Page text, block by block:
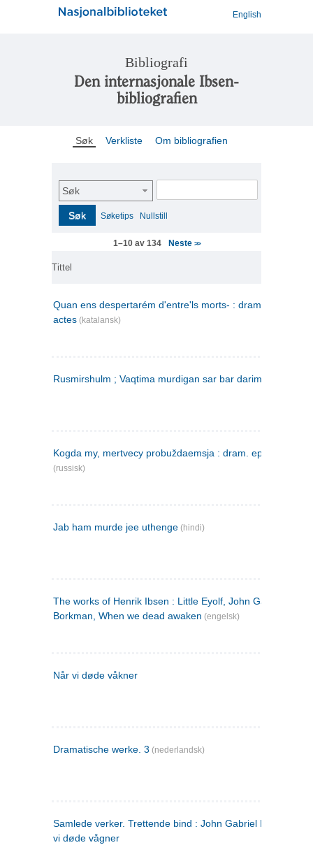
English
Bibliografi
Den internasjonale Ibsen-
bibliografien
Søk Verkliste Om bibliografien
Søk
Søk Søketips Nullstill
1–10 av 134 Neste >>
Tittel
Quan ens despertarém d'entre'ls morts- : drama en tres
actes (katalansk)
Rusmirshulm ; Vaqtima murdigan sar bar darim
Kogda my, mertvecy probuždaemsja : dram. epilog v 3 d
(russisk)
Jab ham murde jee uthenge (hindi)
The works of Henrik Ibsen : Little Eyolf, John Gabriel
Borkman, When we dead awaken (engelsk)
Når vi døde våkner
Dramatische werke. 3 (nederlandsk)
Samlede verker. Trettende bind : John Gabriel Borkman ;
vi døde vågner